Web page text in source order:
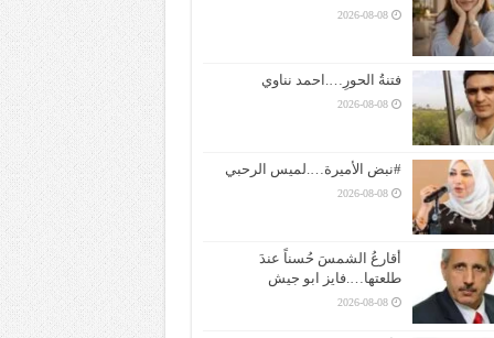
2026-08-08
فتنةُ الحورِ….احمد نناوي
2026-08-08
#نبض الأميرة….لميس الرحبي
2026-08-08
أقارعُ الشمسَ حُسناً عندَ
طلعتها….فايز ابو جيش
2026-08-08